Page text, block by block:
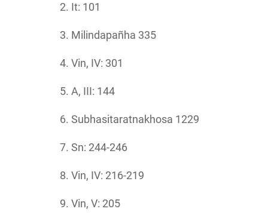
It: 101
Milindapañha 335
Vin, IV: 301
A, III: 144
Subhasitaratnakhosa 1229
Sn: 244-246
Vin, IV: 216-219
Vin, V: 205